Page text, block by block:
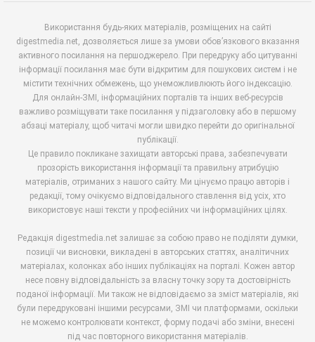
Використання будь-яких матеріалів, розміщених на сайті
digestmedia.net, дозволяється лише за умови обов’язкового вказання
активного посилання на першоджерело. При передруку або цитуванні
інформації посилання має бути відкритим для пошукових систем і не
містити технічних обмежень, що унеможливлюють його індексацію.
Для онлайн-ЗМІ, інформаційних порталів та інших веб-ресурсів
важливо розміщувати таке посилання у підзаголовку або в першому
абзаці матеріалу, щоб читачі могли швидко перейти до оригінальної
публікації.
Це правило покликане захищати авторські права, забезпечувати
прозорість використання інформації та правильну атрибуцію
матеріалів, отриманих з нашого сайту. Ми цінуємо працю авторів і
редакції, тому очікуємо відповідального ставлення від усіх, хто
використовує наші тексти у професійних чи інформаційних цілях.
Редакція digestmedia.net залишає за собою право не поділяти думки,
позиції чи висновки, викладені в авторських статтях, аналітичних
матеріалах, колонках або інших публікаціях на порталі. Кожен автор
несе повну відповідальність за власну точку зору та достовірність
поданої інформації. Ми також не відповідаємо за зміст матеріалів, які
були передруковані іншими ресурсами, ЗМІ чи платформами, оскільки
не можемо контролювати контекст, форму подачі або зміни, внесені
під час повторного використання матеріалів.